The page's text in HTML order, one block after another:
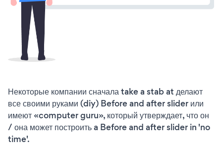
Некоторые компании сначала take a stab at делают
все своими руками (diy) Before and after slider или
имеют «computer guru», который утверждает, что он
/ она может построить a Before and after slider in 'no
time'.